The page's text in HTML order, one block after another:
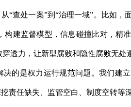
“查处一案”到“治理一域”。比如，
建监督模型，信息碰撞比对，精
透力，让新型腐败和隐性腐败无处
的是权力运行规范问题。我们建
责任缺失、监管空白、制度空转等